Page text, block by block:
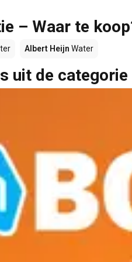
– Waar te
Albert Heijn Water
uit de categorie